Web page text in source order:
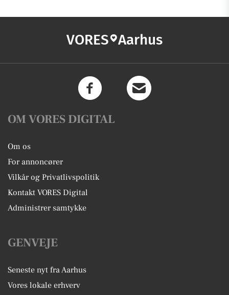
VORES Aarhus
OM VORES DIGITAL
Om os
For annoncører
Vilkår og Privatlivspolitik
Kontakt VORES Digital
Administrer samtykke
GENVEJE
Seneste nyt fra Aarhus
Vores lokale erhverv